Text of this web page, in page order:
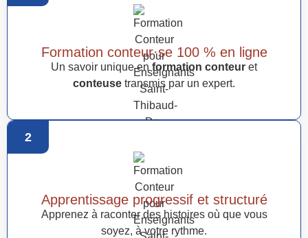
Formation conteur·se 100 % en ligne
Un savoir unique en formation conteur et
conteuse transmis par un expert.
2
Apprentissage progressif et structuré
Apprenez à raconter des histoires où que vous
soyez, à votre rythme.